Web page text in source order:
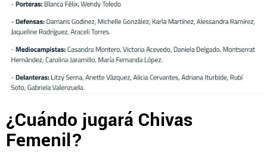
¿Cuándo jugará Chivas
Femenil?